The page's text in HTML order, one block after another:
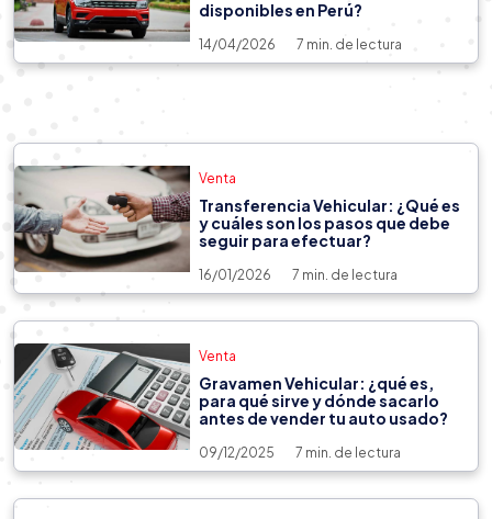
disponibles en Perú?
14/04/2026 7 min. de lectura
¿Cuáles son los mejores autos
sedán calidad-precio en 2026?
Venta
Transferencia Vehicular: ¿Qué es
y cuáles son los pasos que debe
seguir para efectuar?
16/01/2026 7 min. de lectura
Venta
Gravamen Vehicular: ¿qué es,
para qué sirve y dónde sacarlo
antes de vender tu auto usado?
09/12/2025 7 min. de lectura